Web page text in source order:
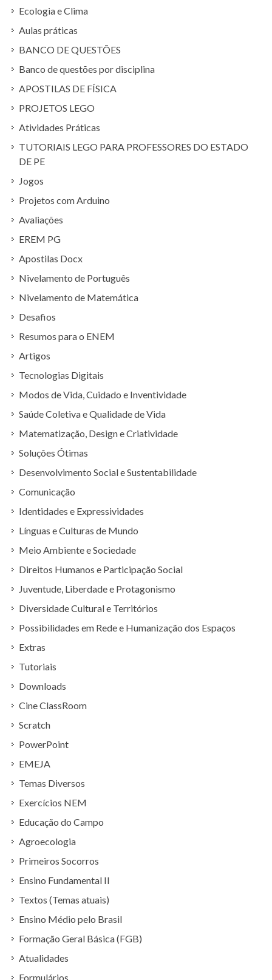
Ecologia e Clima
Aulas práticas
BANCO DE QUESTÕES
Banco de questões por disciplina
APOSTILAS DE FÍSICA
PROJETOS LEGO
Atividades Práticas
TUTORIAIS LEGO PARA PROFESSORES DO ESTADO
DE PE
Jogos
Projetos com Arduino
Avaliações
EREM PG
Apostilas Docx
Nivelamento de Português
Nivelamento de Matemática
Desafios
Resumos para o ENEM
Artigos
Tecnologias Digitais
Modos de Vida, Cuidado e Inventividade
Saúde Coletiva e Qualidade de Vida
Matematização, Design e Criatividade
Soluções Ótimas
Desenvolvimento Social e Sustentabilidade
Comunicação
Identidades e Expressividades
Línguas e Culturas de Mundo
Meio Ambiente e Sociedade
Direitos Humanos e Participação Social
Juventude, Liberdade e Protagonismo
Diversidade Cultural e Territórios
Possibilidades em Rede e Humanização dos Espaços
Extras
Tutoriais
Downloads
Cine ClassRoom
Scratch
PowerPoint
EMEJA
Temas Diversos
Exercícios NEM
Educação do Campo
Agroecologia
Primeiros Socorros
Ensino Fundamental II
Textos (Temas atuais)
Ensino Médio pelo Brasil
Formação Geral Básica (FGB)
Atualidades
Formulários